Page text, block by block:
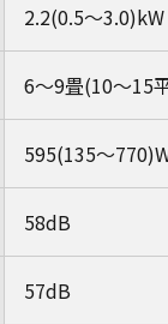
2.2(0.5～3.0)kW
6～9畳(10～15
595(135～
58dB
57dB